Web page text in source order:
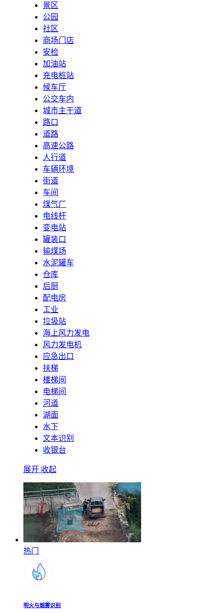
景区
公园
社区
商场门店
安检
加油站
充电桩站
候车厅
公交车内
城市主干道
路口
道路
高速公路
人行道
车辆环境
街道
车间
煤气厂
电线杆
变电站
罐装口
输煤场
水泥罐车
仓库
后厨
配电房
工业
垃圾站
海上风力发电
风力发电机
应急出口
扶梯
楼梯间
电梯间
河道
湖面
水下
文本识别
收银台
展开 收起
热门
明火与烟雾识别